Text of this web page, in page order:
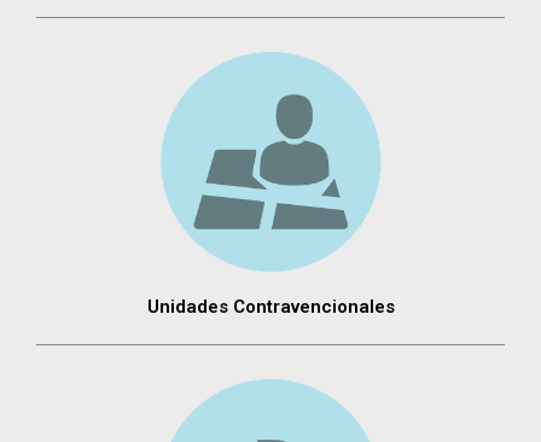
Unidades Contravencionales